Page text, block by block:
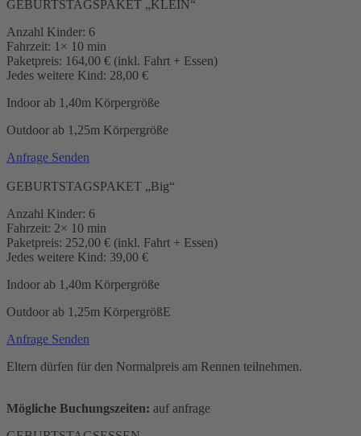
GEBURTSTAGSPAKET „KLEIN“
Anzahl Kinder: 6
Fahrzeit: 1× 10 min
Paketpreis: 164,00 € (inkl. Fahrt + Essen)
Jedes weitere Kind: 28,00 €
Indoor ab 1,40m Körpergröße
Outdoor ab 1,25m Körpergröße
Anfrage Senden
GEBURTSTAGSPAKET „Big“
Anzahl Kinder: 6
Fahrzeit: 2× 10 min
Paketpreis: 252,00 € (inkl. Fahrt + Essen)
Jedes weitere Kind: 39,00 €
Indoor ab 1,40m Körpergröße
Outdoor ab 1,25m KörpergrößE
Anfrage Senden
Eltern dürfen für den Normalpreis am Rennen teilnehmen.
Mögliche Buchungszeiten: auf anfrage